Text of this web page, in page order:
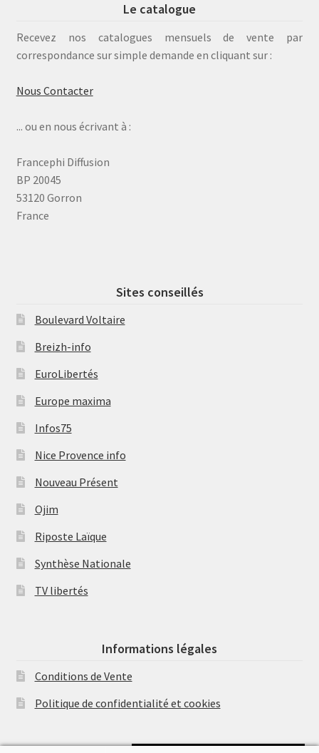
Le catalogue
Recevez nos catalogues mensuels de vente par
correspondance sur simple demande en cliquant sur :
Nous Contacter
... ou en nous écrivant à :
Francephi Diffusion
BP 20045
53120 Gorron
France
Sites conseillés
Boulevard Voltaire
Breizh-info
EuroLibertés
Europe maxima
Infos75
Nice Provence info
Nouveau Présent
Ojim
Riposte Laïque
Synthèse Nationale
TV libertés
Informations légales
Conditions de Vente
Politique de confidentialité et cookies